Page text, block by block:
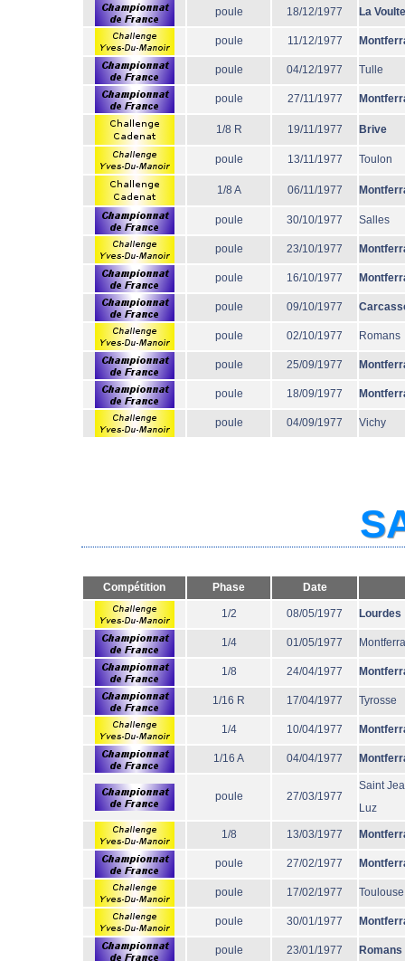
poule 18/12/1977 La Voulte
poule 11/12/1977
poule 04/12/1977 Tulle
poule 27/11/1977
1/8 R 19/11/1977 Brive
poule 13/11/1977 Toulon
1/8 A 06/11/1977
poule 30/10/1977 Salles
poule 23/10/1977
poule 16/10/1977
poule 09/10/1977
poule 02/10/1977 Romans
poule 25/09/1977
poule 18/09/1977
poule 04/09/1977 Vichy
Compétition Phase Date
1/2 08/05/1977 Lourdes
1/4 01/05/1977
1/8 24/04/1977
1/16 R 17/04/1977 Tyrosse
1/4 10/04/1977
1/16 A 04/04/1977
poule 27/03/1977
Saint
Luz
1/8 13/03/1977
poule 27/02/1977
poule 17/02/1977 Toulouse
poule 30/01/1977
poule 23/01/1977 Romans